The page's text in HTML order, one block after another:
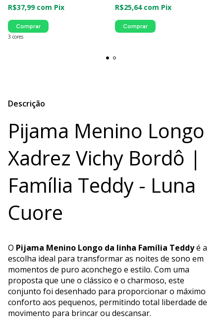
R$37,99 com Pix
3 cores
Comprar
R$25,64 com Pix
Comprar
Descrição
Pijama Menino Longo
Xadrez Vichy Bordô |
Família Teddy - Luna
Cuore
O Pijama Menino Longo da linha Família Teddyé a
escolha ideal para transformar as noites de sono em
momentos de puro aconchego e estilo. Com uma
proposta que une o clássico e o charmoso, este
conjunto foi desenhado para proporcionar o máximo
conforto aos pequenos, permitindo total liberdade de
movimento para brincar ou descansar.